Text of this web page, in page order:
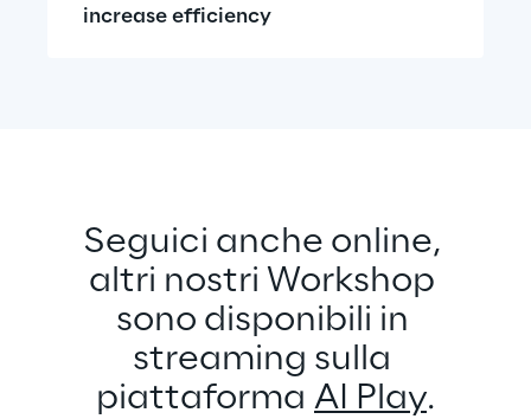
increase efficiency
Seguici anche online,
altri nostri Workshop
sono disponibili in
streaming sulla
piattaforma AI Play.